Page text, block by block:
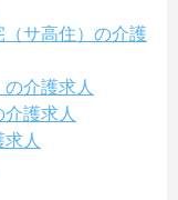
サ高住）の介護
介護求人
護求人
人